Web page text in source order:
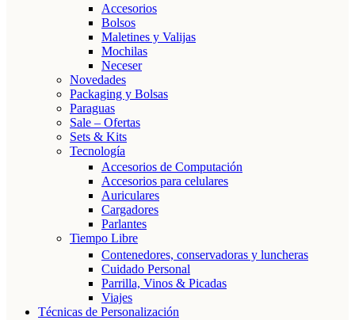
Accesorios
Bolsos
Maletines y Valijas
Mochilas
Neceser
Novedades
Packaging y Bolsas
Paraguas
Sale – Ofertas
Sets & Kits
Tecnología
Accesorios de Computación
Accesorios para celulares
Auriculares
Cargadores
Parlantes
Tiempo Libre
Contenedores, conservadoras y luncheras
Cuidado Personal
Parrilla, Vinos & Picadas
Viajes
Técnicas de Personalización